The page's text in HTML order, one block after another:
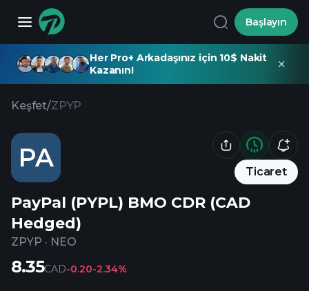
Başlayın
Her Pro+ Arkadaşınız için 10$ Nakit
Kazanın!
Keşfet/ZPYP
PA Ticaret
PayPal (PYPL) BMO CDR (CAD
Hedged)
ZPYP · NEO
8.35CAD-0.20-2.34%